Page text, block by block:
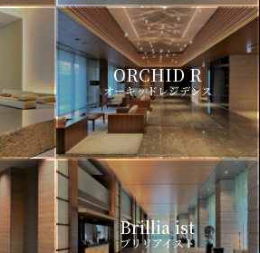
ORCHID R
オーキッドレジデンス
Brillia ist
ブリリアイスト